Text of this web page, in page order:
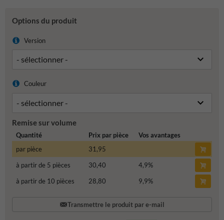
Options du produit
Version
Couleur
Remise sur volume
Quantité Prix par pièce
Vos avantages
par pièce
31,95
à partir de 5 pièces
30,40 4,9%
à partir de 10 pièces
28,80 9,9%
Transmettre le produit par e-mail